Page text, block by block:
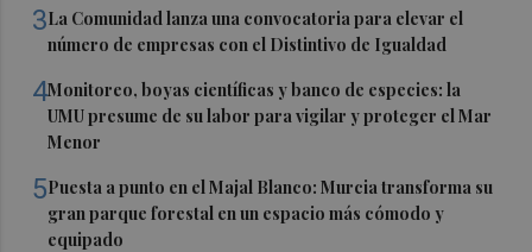
3La Comunidad lanza una convocatoria para elevar el
número de empresas con el Distintivo de Igualdad
4Monitoreo, boyas científicas y banco de especies: la
UMU presume de su labor para vigilar y proteger el Mar
Menor
5Puesta a punto en el Majal Blanco: Murcia transforma su
gran parque forestal en un espacio más cómodo y
equipado